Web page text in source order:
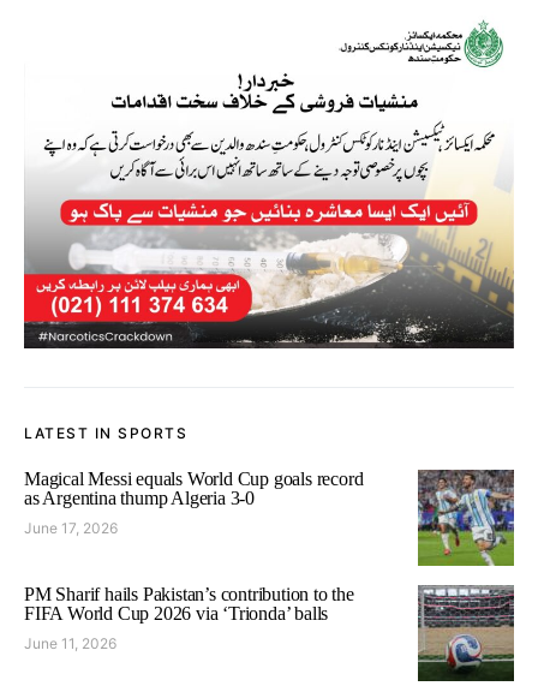
LATEST IN SPORTS
Magical Messi equals World Cup goals record
as Argentina thump Algeria 3-0
June 17, 2026
PM Sharif hails Pakistan’s contribution to the
FIFA World Cup 2026 via ‘Trionda’ balls
June 11, 2026